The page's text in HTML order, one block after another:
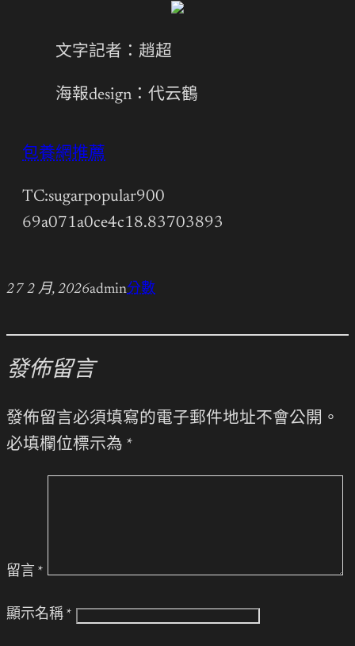
文字記者：趙超
海報design：代云鶴
包養網推薦
TC:sugarpopular900
69a071a0ce4c18.83703893
27 2 月, 2026admin分數
發佈留言
發佈留言必須填寫的電子郵件地址不會公開。
必填欄位標示為 *
留言 *
顯示名稱 *